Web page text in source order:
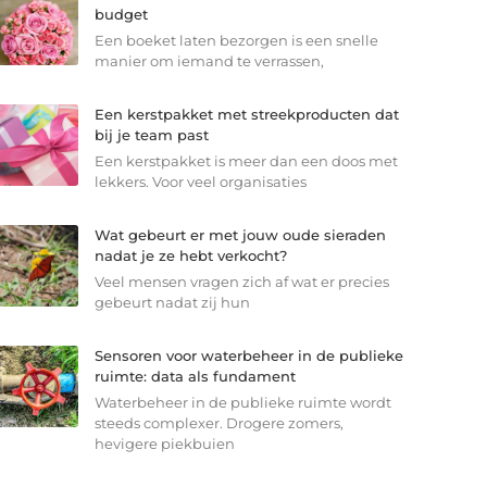
budget
Een boeket laten bezorgen is een snelle
manier om iemand te verrassen,
Een kerstpakket met streekproducten dat
bij je team past
Een kerstpakket is meer dan een doos met
lekkers. Voor veel organisaties
Wat gebeurt er met jouw oude sieraden
nadat je ze hebt verkocht?
Veel mensen vragen zich af wat er precies
gebeurt nadat zij hun
Sensoren voor waterbeheer in de publieke
ruimte: data als fundament
Waterbeheer in de publieke ruimte wordt
steeds complexer. Drogere zomers,
hevigere piekbuien